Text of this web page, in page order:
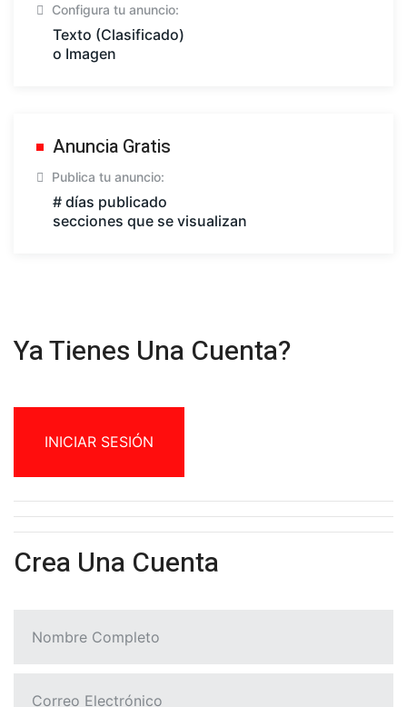
Configura tu anuncio:
Texto (Clasificado)
o Imagen
Anuncia Gratis
Publica tu anuncio:
# días publicado
secciones que se visualizan
Ya Tienes Una Cuenta?
INICIAR SESIÓN
Crea Una Cuenta